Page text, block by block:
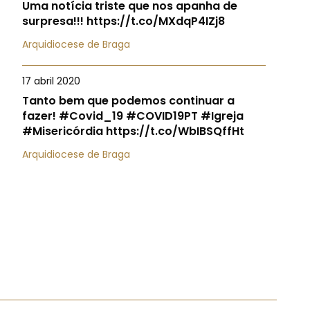
Uma notícia triste que nos apanha de
surpresa!!! https://t.co/MXdqP4IZj8
Arquidiocese de Braga
17 abril 2020
Tanto bem que podemos continuar a
fazer! #Covid_19 #COVID19PT #Igreja
#Misericórdia https://t.co/WbIBSQffHt
Arquidiocese de Braga